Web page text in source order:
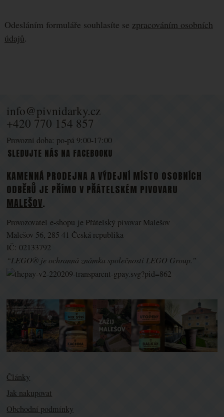
Odesláním formuláře souhlasíte se zpracováním osobních
údajů.
info@pivnidarky.cz
+420 770 154 857
Provozní doba: po-pá 9:00-17:00
SLEDUJTE NÁS NA FACEBOOKU
KAMENNÁ PRODEJNA A VÝDEJNÍ MÍSTO OSOBNÍCH
ODBĚRŮ JE PŘÍMO V PŘÁTELSKÉM PIVOVARU
MALEŠOV.
Provozovatel e-shopu je Přátelský pivovar Malešov
Malešov 56, 285 41 Česká republika
IČ: 02133792
“LEGO® je ochranná známka společnosti LEGO Group.”
Články
Jak nakupovat
Obchodní podmínky